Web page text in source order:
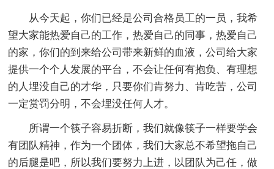
从今天起，你们已经是公司合格员工的一员，我希
望大家能热爱自己的工作，热爱自己的同事，热爱自己
的家，你们的到来给公司带来新鲜的血液，公司给大家
提供一个个人发展的平台，不会让任何有抱负、有理想
的人埋没自己的才华，只要你们肯努力、肯吃苦，公司
一定赏罚分明，不会埋没任何人才。
所谓一个筷子容易折断，我们就像筷子一样要学会
有团队精神，作为一个团体，我们大家总不希望拖自己
的后腿是吧，所以我们要努力上进，以团队为己任，做